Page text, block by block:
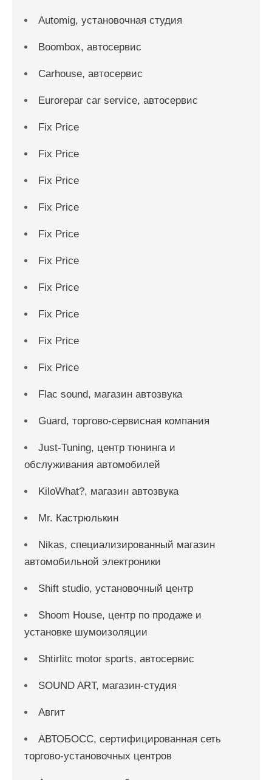
Automig, установочная студия
Boombox, автосервис
Carhouse, автосервис
Eurorepar car service, автосервис
Fix Price
Fix Price
Fix Price
Fix Price
Fix Price
Fix Price
Fix Price
Fix Price
Fix Price
Fix Price
Flac sound, магазин автозвука
Guard, торгово-сервисная компания
Just-Tuning, центр тюнинга и
обслуживания автомобилей
KiloWhat?, магазин автозвука
Mr. Кастрюлькин
Nikas, специализированный магазин
автомобильной электроники
Shift studio, установочный центр
Shoom House, центр по продаже и
установке шумоизоляции
Shtirlitc motor sports, автосервис
SOUND ART, магазин-студия
Авгит
АВТОБОСС, сертифицированная сеть
торгово-установочных центров